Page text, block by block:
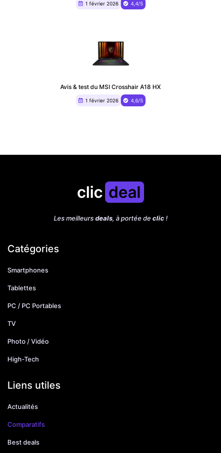
1 février 2026 4,4/5
Avis & test du MSI Crosshair A18 HX
1 février 2026 4,6/5
clic deal
Les meilleursdeals, à portée de clic!
Catégories
Smartphones
Tablettes
PC / PC Portables
TV
Photo / Vidéo
High-Tech
Liens utiles
Actualités
Comparatifs
Best deals